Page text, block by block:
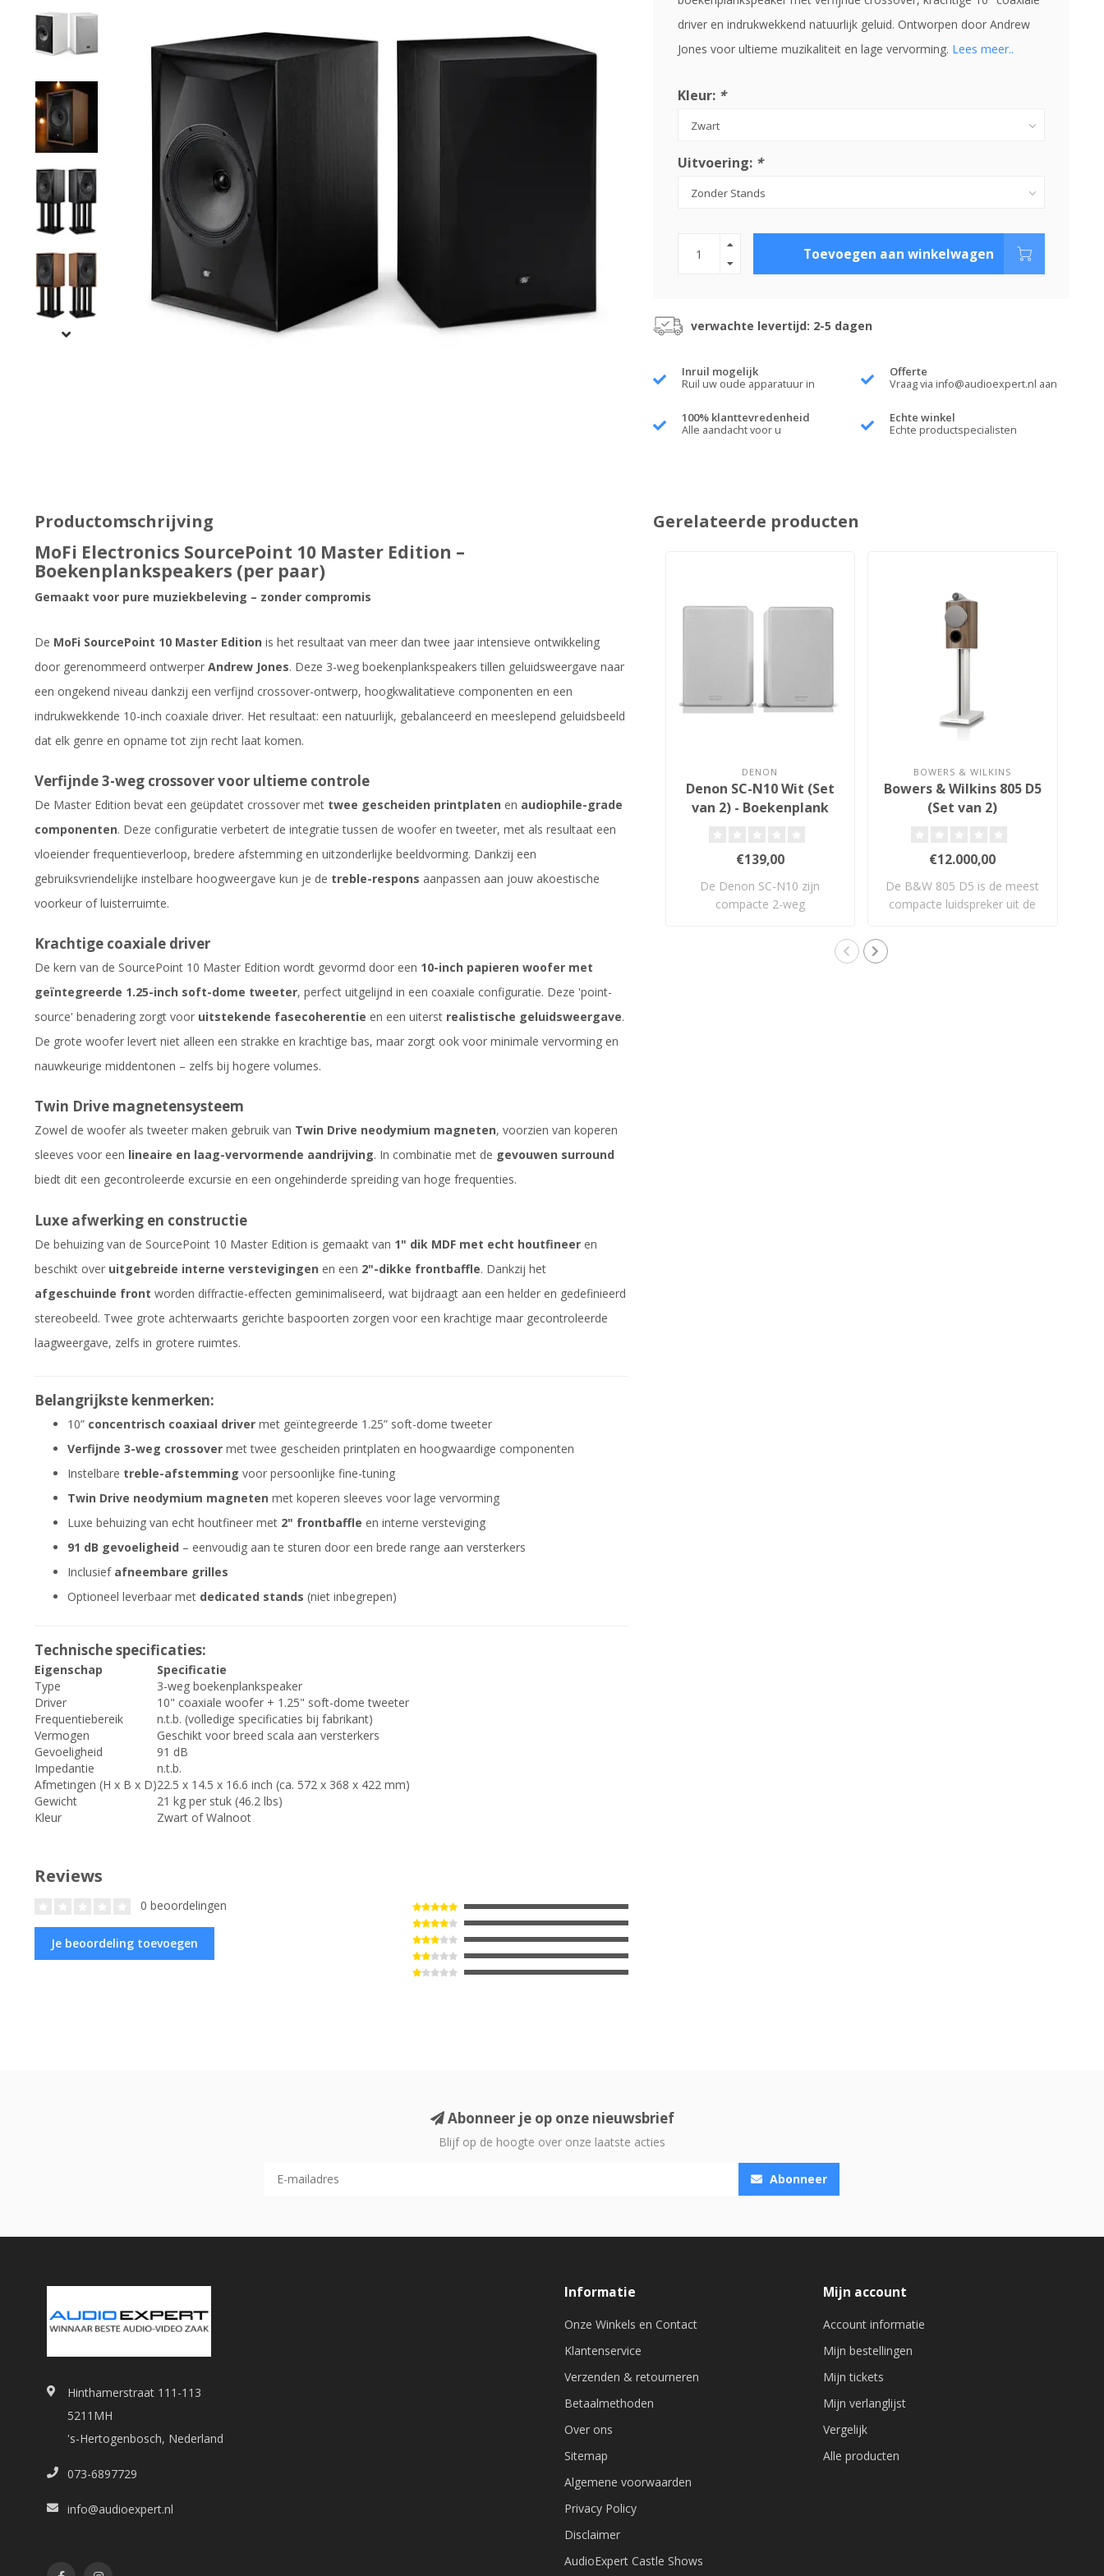
driver en indrukwekkend natuurlijk geluid. Ontworpen door Andrew
Jones voor ultieme muzikaliteit en lage vervorming. Lees meer..
Kleur: *
Uitvoering: *
Toevoegen aan winkelwagen
verwachte levertijd: 2-5 dagen
Inruil mogelijk
Ruil uw oude apparatuur in
Offerte
Vraag via info@audioexpert.nl aan
100% klanttevredenheid
Alle aandacht voor u
Echte winkel
Echte productspecialisten
Productomschrijving
MoFi Electronics SourcePoint 10 Master Edition –
Boekenplankspeakers (per paar)
Gemaakt voor pure muziekbeleving – zonder compromis
De MoFi SourcePoint 10 Master Edition is het resultaat van meer dan twee jaar intensieve ontwikkeling
door gerenommeerd ontwerper Andrew Jones. Deze 3-weg boekenplankspeakers tillen geluidsweergave naar
een ongekend niveau dankzij een verfijnd crossover-ontwerp, hoogkwalitatieve componenten en een
indrukwekkende 10-inch coaxiale driver. Het resultaat: een natuurlijk, gebalanceerd en meeslepend geluidsbeeld
dat elk genre en opname tot zijn recht laat komen.
Verfijnde 3-weg crossover voor ultieme controle
De Master Edition bevat een geüpdatet crossover met twee gescheiden printplaten en audiophile-grade
componenten. Deze configuratie verbetert de integratie tussen de woofer en tweeter, met als resultaat een
vloeiender frequentieverloop, bredere afstemming en uitzonderlijke beeldvorming. Dankzij een
gebruiksvriendelijke instelbare hoogweergave kun je de treble-respons aanpassen aan jouw akoestische
voorkeur of luisterruimte.
Krachtige coaxiale driver
De kern van de SourcePoint 10 Master Edition wordt gevormd door een 10-inch papieren woofer met
geïntegreerde 1.25-inch soft-dome tweeter, perfect uitgelijnd in een coaxiale configuratie. Deze 'point-
source' benadering zorgt voor uitstekende fasecoherentie en een uiterst realistische geluidsweergave.
De grote woofer levert niet alleen een strakke en krachtige bas, maar zorgt ook voor minimale vervorming en
nauwkeurige middentonen – zelfs bij hogere volumes.
Twin Drive magnetensysteem
Zowel de woofer als tweeter maken gebruik van Twin Drive neodymium magneten, voorzien van koperen
sleeves voor een lineaire en laag-vervormende aandrijving. In combinatie met de gevouwen surround
biedt dit een gecontroleerde excursie en een ongehinderde spreiding van hoge frequenties.
Luxe afwerking en constructie
De behuizing van de SourcePoint 10 Master Edition is gemaakt van 1" dik MDF met echt houtfineer en
beschikt over uitgebreide interne verstevigingen en een 2"-dikke frontbaffle. Dankzij het
afgeschuinde front worden diffractie-effecten geminimaliseerd, wat bijdraagt aan een helder en gedefinieerd
stereobeeld. Twee grote achterwaarts gerichte baspoorten zorgen voor een krachtige maar gecontroleerde
laagweergave, zelfs in grotere ruimtes.
Belangrijkste kenmerken:
10” concentrisch coaxiaal driver met geïntegreerde 1.25” soft-dome tweeter
Verfijnde 3-weg crossover met twee gescheiden printplaten en hoogwaardige componenten
Instelbare treble-afstemming voor persoonlijke fine-tuning
Twin Drive neodymium magneten met koperen sleeves voor lage vervorming
Luxe behuizing van echt houtfineer met 2" frontbaffle en interne versteviging
91 dB gevoeligheid – eenvoudig aan te sturen door een brede range aan versterkers
Inclusief afneembare grilles
Optioneel leverbaar met dedicated stands (niet inbegrepen)
Technische specificaties:
Eigenschap
Specificatie
Type
3-weg boekenplankspeaker
Driver
10" coaxiale woofer + 1.25" soft-dome tweeter
Frequentiebereik
n.t.b. (volledige specificaties bij fabrikant)
Vermogen
Geschikt voor breed scala aan versterkers
Gevoeligheid
91 dB
Impedantie
n.t.b.
Afmetingen (H x B x D)22.5 x 14.5 x 16.6 inch (ca. 572 x 368 x 422 mm)
Gewicht
21 kg per stuk (46.2 lbs)
Kleur
Zwart of Walnoot
Reviews
0 beoordelingen
Je beoordeling toevoegen
Gerelateerde producten
DENON
Denon SC-N10 Wit (Set
van 2) - Boekenplank
€139,00
De Denon SC-N10 zijn
compacte 2-weg
BOWERS & WILKINS
Bowers & Wilkins 805 D5
(Set van 2)
€12.000,00
De B&W 805 D5 is de meest
compacte luidspreker uit de
Abonneer je op onze nieuwsbrief
Blijf op de hoogte over onze laatste acties
Abonneer
Hinthamerstraat 111-113
5211MH
's-Hertogenbosch, Nederland
073-6897729
info@audioexpert.nl
Informatie
Onze Winkels en Contact
Klantenservice
Verzenden & retourneren
Betaalmethoden
Over ons
Sitemap
Algemene voorwaarden
Privacy Policy
Disclaimer
AudioExpert Castle Shows
Mijn account
Account informatie
Mijn bestellingen
Mijn tickets
Mijn verlanglijst
Vergelijk
Alle producten